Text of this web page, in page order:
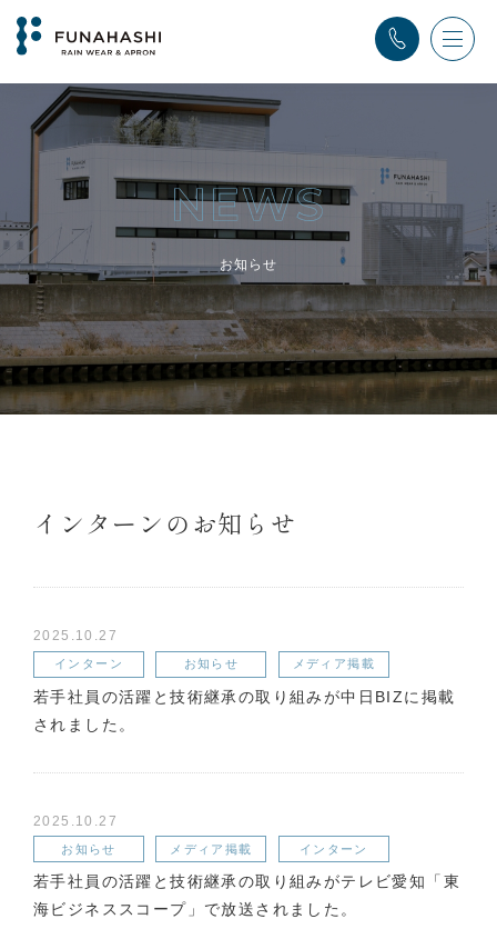
TOP
お知らせ
インターンのお知らせ
2025.10.27
インターン お知らせ メディア掲載
若手社員の活躍と技術継承の取り組みが中日BIZに掲載
されました。
2025.10.27
お知らせ メディア掲載 インターン
若手社員の活躍と技術継承の取り組みがテレビ愛知「東
海ビジネススコープ」で放送されました。